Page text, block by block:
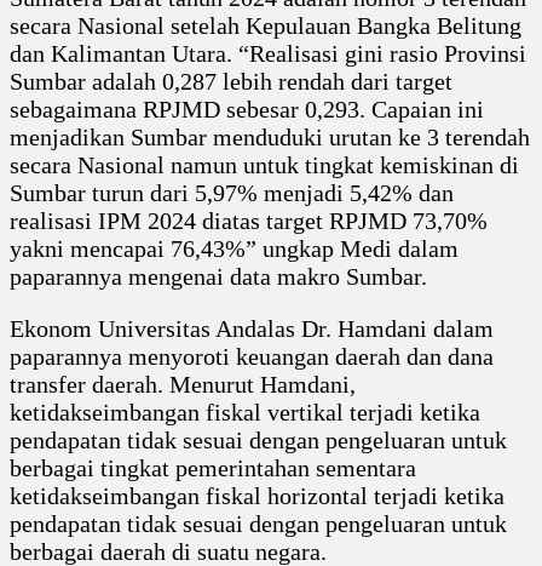
secara Nasional setelah Kepulauan Bangka Belitung
dan Kalimantan Utara. “Realisasi gini rasio Provinsi
Sumbar adalah 0,287 lebih rendah dari target
sebagaimana RPJMD sebesar 0,293. Capaian ini
menjadikan Sumbar menduduki urutan ke 3 terendah
secara Nasional namun untuk tingkat kemiskinan di
Sumbar turun dari 5,97% menjadi 5,42% dan
realisasi IPM 2024 diatas target RPJMD 73,70%
yakni mencapai 76,43%” ungkap Medi dalam
paparannya mengenai data makro Sumbar.
Ekonom Universitas Andalas Dr. Hamdani dalam
paparannya menyoroti keuangan daerah dan dana
transfer daerah. Menurut Hamdani,
ketidakseimbangan fiskal vertikal terjadi ketika
pendapatan tidak sesuai dengan pengeluaran untuk
berbagai tingkat pemerintahan sementara
ketidakseimbangan fiskal horizontal terjadi ketika
pendapatan tidak sesuai dengan pengeluaran untuk
berbagai daerah di suatu negara.